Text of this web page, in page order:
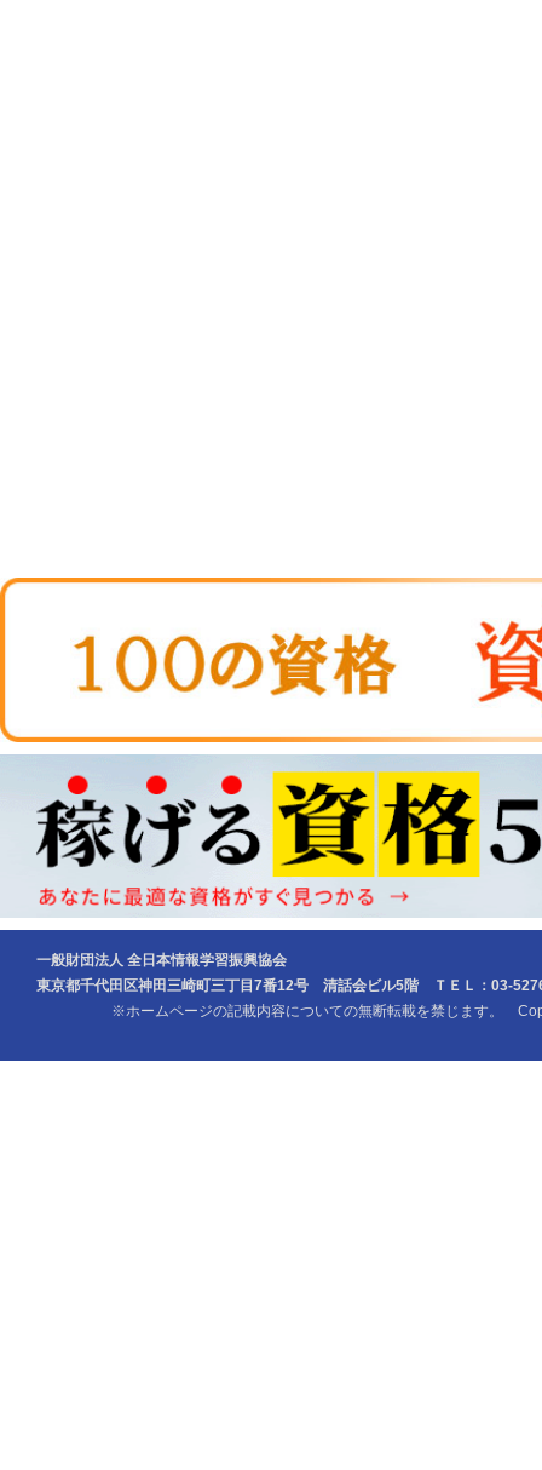
一般財団法人 全日本情報学習振興協会
東京都千代田区神田三崎町三丁目7番12号 清話会ビル5階 ＴＥＬ：03-
※ホームページの記載内容についての無断転載を禁じます。